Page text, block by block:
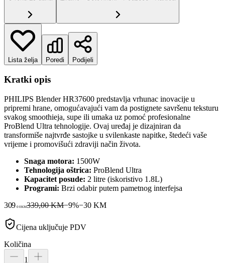
Lista želja Poredi Podijeli
Kratki opis
PHILIPS Blender HR37600 predstavlja vrhunac inovacije u
pripremi hrane, omogućavajući vam da postignete savršenu teksturu
svakog smoothieja, supe ili umaka uz pomoć profesionalne
ProBlend Ultra tehnologije. Ovaj uređaj je dizajniran da
transformiše najtvrđe sastojke u svilenkaste napitke, štedeći vaše
vrijeme i promovišući zdraviji način života.
Snaga motora: 1500W
Tehnologija oštrica: ProBlend Ultra
Kapacitet posude: 2 litre (iskoristivo 1.8L)
Programi: Brzi odabir putem pametnog interfejsa
309 00KM339,00 KM−9%−30 KM
Cijena uključuje PDV
Količina
1